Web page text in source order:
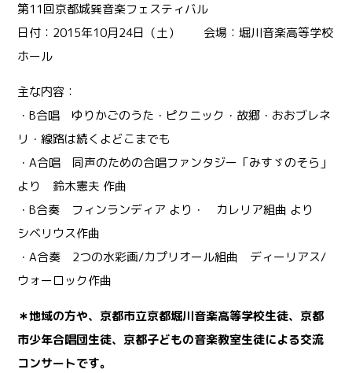
第11回京都城巽音楽フェスティバル
日付：2015年10月24日（土） 会場：堀川音楽高等学校
ホール
主な内容：
・B合唱 ゆりかごのうた・ピクニック・故郷・おおブレネ
リ・線路は続くよどこまでも
・A合唱 同声のための合唱ファンタジー「みすゞのそら」
より 鈴木憲夫 作曲
・B合奏 フィンランディア より・ カレリア組曲 より
シベリウス作曲
・A合奏 2つの水彩画/カプリオール組曲 ディーリアス/
ウォーロック作曲
＊地域の方や、京都市立京都堀川音楽高等学校生徒、京都
市少年合唱団生徒、京都子どもの音楽教室生徒による交流
コンサートです。